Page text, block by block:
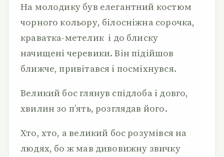
На молодику був елегантний костюм
чорного кольору, білосніжна сорочка,
краватка-метелик і до блиску
начищені черевики. Він підійшов
ближче, привітався і посміхнувся.
Великий бос глянув спідлоба і довго,
хвилин зо п’ять, розглядав його.
Хто, хто, а великий бос розумівся на
людях, бо ж мав дивовижну звичку